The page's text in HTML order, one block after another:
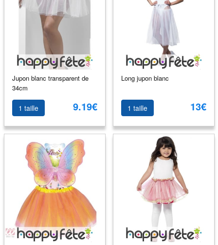
Jupon blanc transparent de
34cm
1 taille 9.19€
Long jupon blanc
1 taille 13€